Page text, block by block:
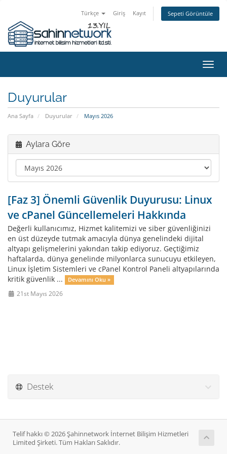
Türkçe Giriş Kayıt Sepeti Görüntüle
Duyurular
Ana Sayfa Duyurular Mayıs 2026
Aylara Göre
[Faz 3] Önemli Güvenlik Duyurusu: Linux
ve cPanel Güncellemeleri Hakkında
Değerli kullanıcımız, Hizmet kalitemizi ve siber güvenliğinizi
en üst düzeyde tutmak amacıyla dünya genelindeki dijital
altyapı gelişmelerini yakından takip ediyoruz. Geçtiğimiz
haftalarda, dünya genelinde milyonlarca sunucuyu etkileyen,
Linux İşletim Sistemleri ve cPanel Kontrol Paneli altyapılarında
kritik güvenlik ...
Devamını Oku »
21st Mayıs 2026
Destek
Telif hakkı © 2026 Şahinnetwork İnternet Bilişim Hizmetleri
Limited Şirketi. Tüm Hakları Saklıdır.